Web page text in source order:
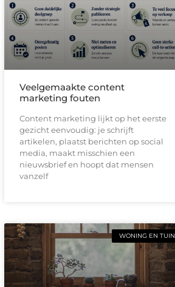
Veelgemaakte content
marketing fouten
Content marketing lijkt op het eerste
gezicht eenvoudig: je schrijft
artikelen, plaatst berichten op social
media, maakt misschien een
nieuwsbrief en hoopt dat mensen
vanzelf
WONING EN TUIN